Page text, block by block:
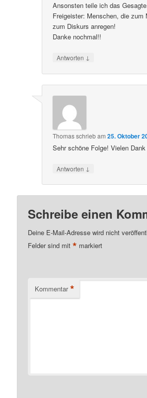
Ansonsten teile ich das
Freigeister: Menschen, die zum
zum Diskurs anregen!
Danke nochmal!!
Antworten ↓
Thomasschriebam25. Oktober
Sehr schöne Folge! Vielen
Antworten ↓
Schreibe einen
Deine E-Mail-Adresse wird nicht
Felder sind mit* markiert
Kommentar *